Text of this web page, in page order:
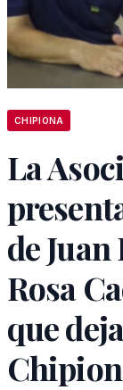
CHIPIONA
La
de
Rosa
que